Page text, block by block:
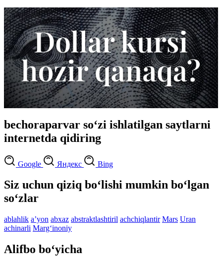
bechoraparvar so‘zi ishlatilgan saytlarni
internetda qidiring
Google Яндекс Bing
Siz uchun qiziq bo‘lishi mumkin bo‘lgan
so‘zlar
ablahlik aʼyon abxaz abstraktlashtiril achchiqlantir Mars Uran
achinarli Marg‘inoniy
Alifbo bo‘yicha